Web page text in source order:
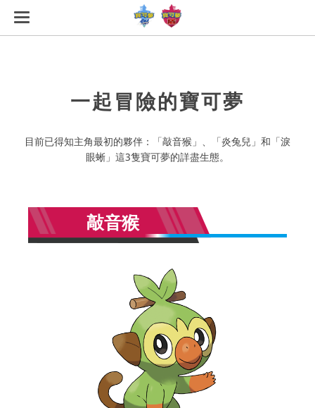
一起冒險的寶可夢
目前已得知主角最初的夥伴：「敲音猴」、「炎兔兒」和「淚
眼蜥」這3隻寶可夢的詳盡生態。
敲音猴